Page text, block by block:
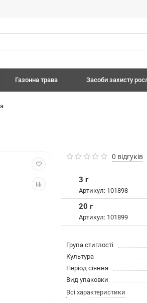
Газонна трава Засоби захисту
0 відгуків
3 г
Артикул: 101898
20 г
Артикул: 101899
Група стиглості
Культура
Період сіяння
Вид упаковки
Всі характеристики